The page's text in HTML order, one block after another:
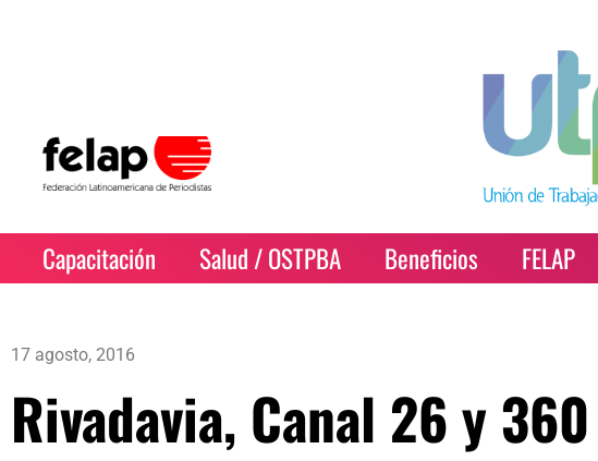
Capacitación Salud / OSTPBA Beneficios FELAP
17 agosto, 2016
Rivadavia, Canal 26 y